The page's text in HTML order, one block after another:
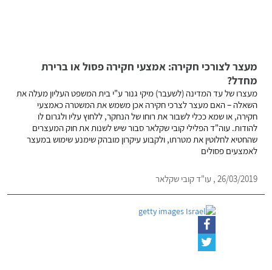
מעצר לצורכי חקירה: אמצעי חקירה פסול או ברירת
מחדל?
מעצרו של עד המדינה (לשעבר) מיקי גנור ע"י בית המשפט העליון מעלה את
השאלה – האם מעצר לצרכי חקירה אכן משמש את המשטרה כאמצעי
חקירה, או שמא ככלי לשבור את רוחו של הנחקר, ללחוץ עליו ולגרום לו
להודות. עוה"ד הפלילי קובי שקלאר סבור שיש לשנות את חוק המעצרים
שהחטיא לחלוטין את מטרתו, ולקבוע עיקרון מובהק שימנע שימוש במעצר
לאמצעים פסולים
26/03/2019 , עו"ד קובי שקלאר